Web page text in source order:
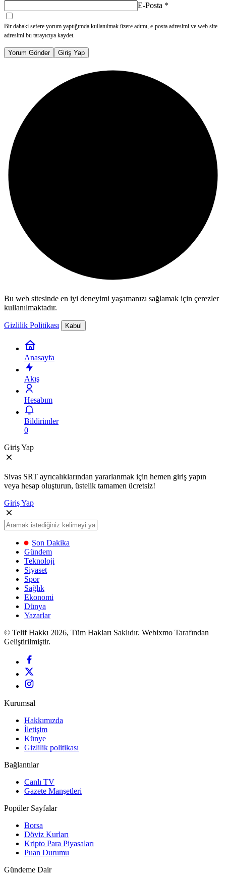
E-Posta *
Bir dahaki sefere yorum yaptığımda kullanılmak üzere adımı, e-posta adresimi ve web site
adresimi bu tarayıcıya kaydet.
Yorum Gönder Giriş Yap
Bu web sitesinde en iyi deneyimi yaşamanızı sağlamak için çerezler
kullanılmaktadır.
Gizlilik Politikası Kabul
Anasayfa
Akış
Hesabım
Bildirimler
0
Giriş Yap
Sivas SRT ayrıcalıklarından yararlanmak için hemen giriş yapın
veya hesap oluşturun, üstelik tamamen ücretsiz!
Giriş Yap
Son Dakika
Gündem
Teknoloji
Siyaset
Spor
Sağlık
Ekonomi
Dünya
Yazarlar
© Telif Hakkı 2026, Tüm Hakları Saklıdır. Webixmo Tarafından
Geliştirilmiştir.
Kurumsal
Hakkımızda
İletişim
Künye
Gizlilik politikası
Bağlantılar
Canlı TV
Gazete Manşetleri
Popüler Sayfalar
Borsa
Döviz Kurları
Kripto Para Piyasaları
Puan Durumu
Gündeme Dair